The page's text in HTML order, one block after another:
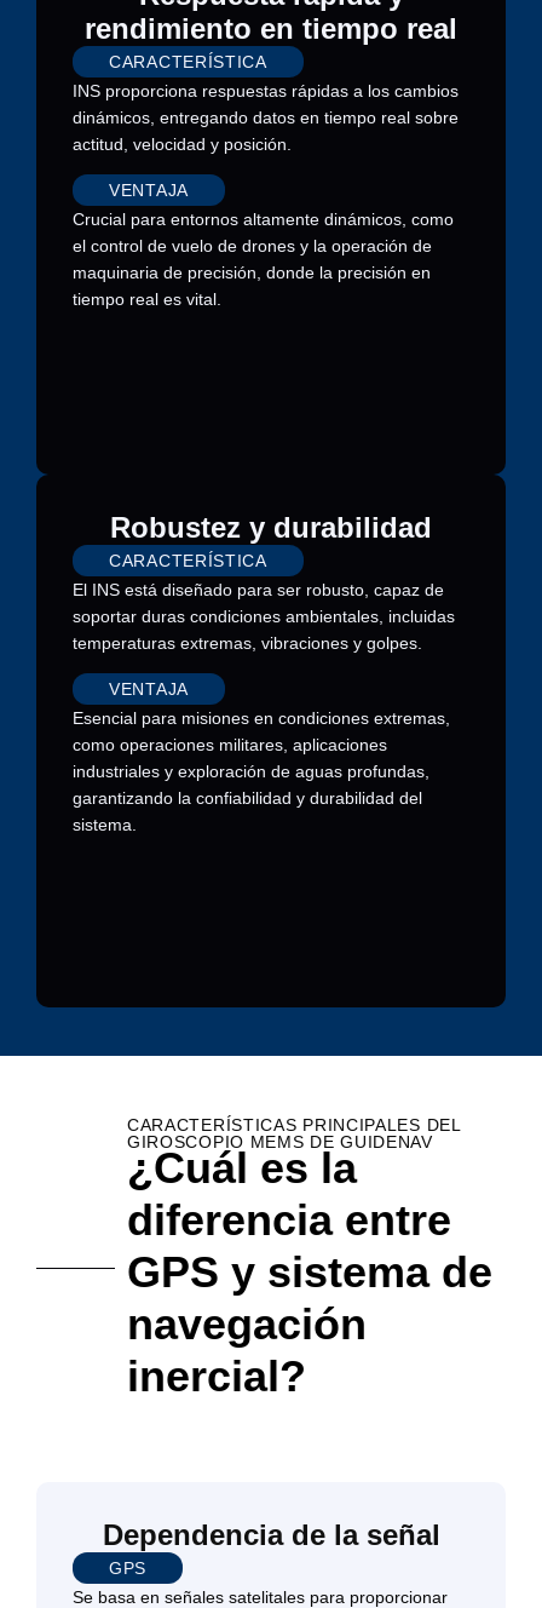
rendimiento en tiempo real
CARACTERÍSTICA
INS proporciona respuestas rápidas a los cambios
dinámicos, entregando datos en tiempo real sobre
actitud, velocidad y posición.
VENTAJA
Crucial para entornos altamente dinámicos, como
el control de vuelo de drones y la operación de
maquinaria de precisión, donde la precisión en
tiempo real es vital.
Robustez y durabilidad
CARACTERÍSTICA
El INS está diseñado para ser robusto, capaz de
soportar duras condiciones ambientales, incluidas
temperaturas extremas, vibraciones y golpes.
VENTAJA
Esencial para misiones en condiciones extremas,
como operaciones militares, aplicaciones
industriales y exploración de aguas profundas,
garantizando la confiabilidad y durabilidad del
sistema.
CARACTERÍSTICAS PRINCIPALES DEL
GIROSCOPIO MEMS DE GUIDENAV
¿Cuál es la
diferencia entre
GPS y sistema de
navegación
inercial?
Dependencia de la señal
GPS
Se basa en señales satelitales para proporcionar